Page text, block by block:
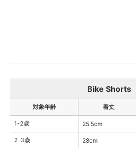
Bike Shorts
対象年齢 着丈
1-2歳 25.5cm
2-3歳 28cm